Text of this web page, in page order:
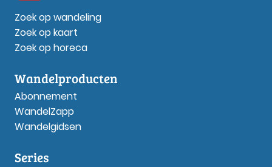
Zoek op wandeling
Zoek op kaart
Zoek op horeca
Wandelproducten
Abonnement
WandelZapp
Wandelgidsen
Series